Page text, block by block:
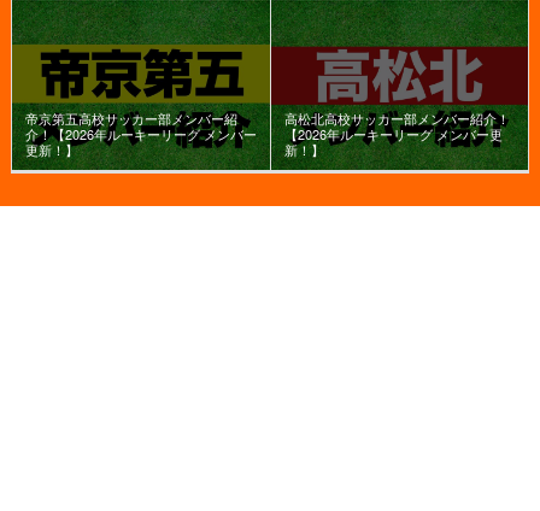
帝京第五高校サッカー部メンバー紹
介！【2026年ルーキーリーグ メンバー
更新！】
高松北高校サッカー部メンバー紹介！
【2026年ルーキーリーグ メンバー更
新！】